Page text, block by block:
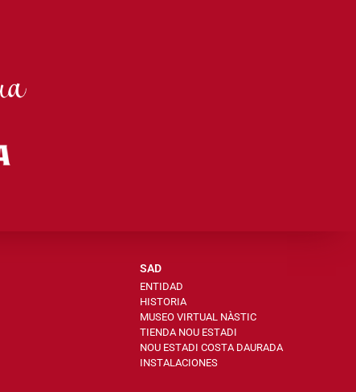
SAD
ENTIDAD
HISTORIA
MUSEO VIRTUAL NÀSTIC
TIENDA NOU ESTADI
NOU ESTADI COSTA DAURADA
INSTALACIONES